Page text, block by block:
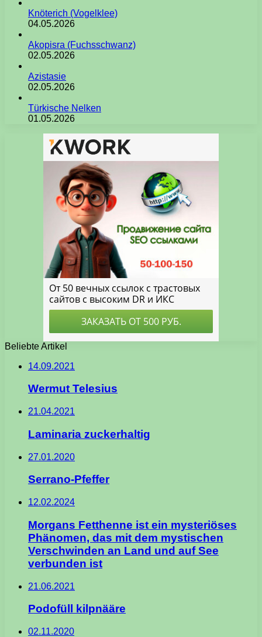
Knöterich (Vogelklee)
04.05.2026
Akopisra (Fuchsschwanz)
02.05.2026
Azistasie
02.05.2026
Türkische Nelken
01.05.2026
Beliebte Artikel
14.09.2021
Wermut Telesius
21.04.2021
Laminaria zuckerhaltig
27.01.2020
Serrano-Pfeffer
12.02.2024
Morgans Fetthenne ist ein mysteriöses
Phänomen, das mit dem mystischen
Verschwinden an Land und auf See
verbunden ist
21.06.2021
Podofüll kilpnääre
02.11.2020